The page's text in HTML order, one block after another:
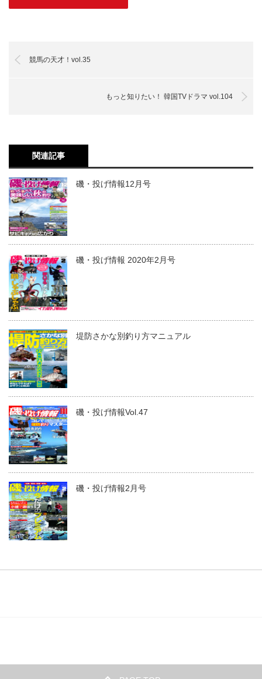
競馬の天才！vol.35
もっと知りたい！ 韓国TVドラマ vol.104
関連記事
磯・投げ情報12月号
磯・投げ情報 2020年2月号
堤防さかな別釣り方マニュアル
磯・投げ情報Vol.47
磯・投げ情報2月号